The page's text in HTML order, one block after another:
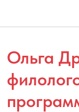
Ольга